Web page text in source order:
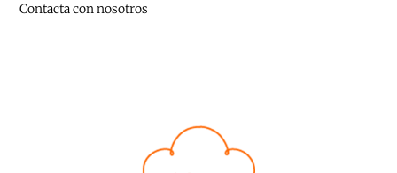
Contacta con nosotros